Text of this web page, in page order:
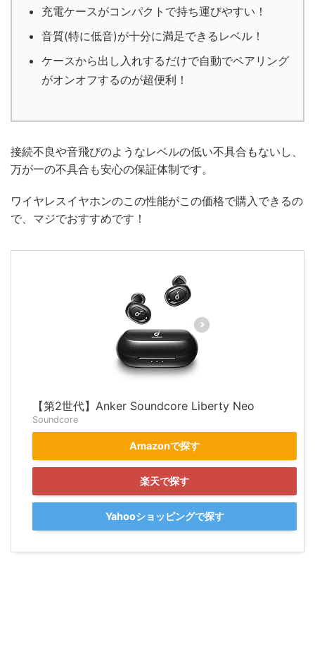
充電ケースがコンパクトで持ち運びやすい！
音質(特に低音)が十分に満足できるレベル！
ケースから出し入れするだけで自動でペアリング
がオンオフするのが超便利！
接続不良や音飛びのようなレベルの低い不具合もないし、
万が一の不具合も安心の保証体制です。
ワイヤレスイヤホンのこの性能がこの価格で購入できるの
で、マジでおすすめです！
【第2世代】Anker Soundcore Liberty Neo
Soundcore
Amazonで探す
楽天で探す
Yahooショッピングで探す